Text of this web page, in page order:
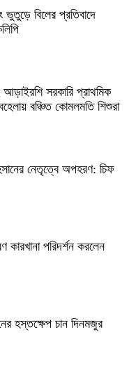
ভুতুড়ে বিলের প্রতিবাদে
সরকারি প্রাথমিক
বঞ্চিত কোমলমতি শিশুরা
নেতৃত্বে অপহরণ: চিফ
পরিদর্শন করলেন
হস্তক্ষেপ চান দিনমজুর